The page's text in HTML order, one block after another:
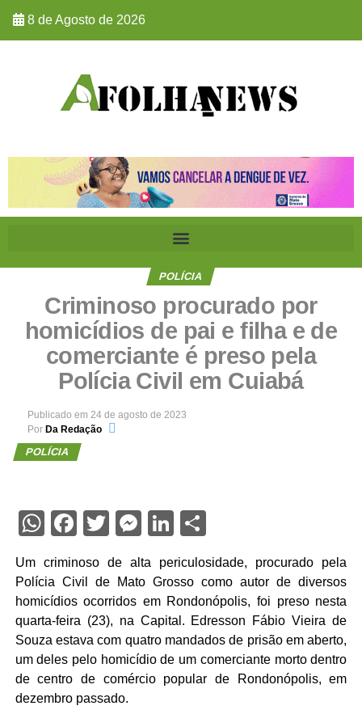
8 de Agosto de 2026
POLÍCIA
Criminoso procurado por
homicídios de pai e filha e de
comerciante é preso pela
Polícia Civil em Cuiabá
Publicado em 24 de agosto de 2023
Por Da Redação
POLÍCIA
WhatsApp
Facebook
Twitter
Messenger
LinkedIn
Share
Um criminoso de alta periculosidade, procurado pela
Polícia Civil de Mato Grosso como autor de diversos
homicídios ocorridos em Rondonópolis, foi preso nesta
quarta-feira (23), na Capital. Edresson Fábio Vieira de
Souza estava com quatro mandados de prisão em aberto,
um deles pelo homicídio de um comerciante morto dentro
de centro de comércio popular de Rondonópolis, em
dezembro passado.